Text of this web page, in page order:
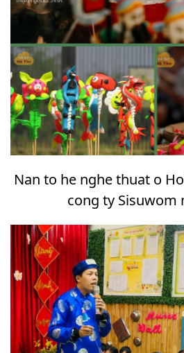
Nan to he nghe thuat o
cong ty Sisuwom